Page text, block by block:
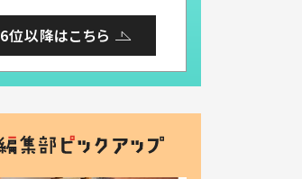
6位以降はこちら